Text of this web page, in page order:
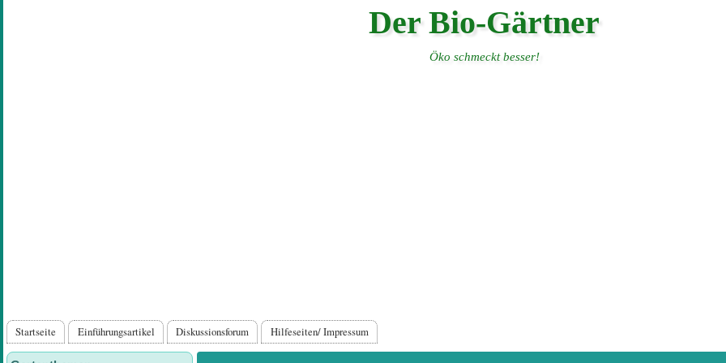
Der Bio-Gärtner
Öko schmeckt besser!
Hauptnavigation
Startseite Einführungsartikel Diskussionsforum Hilfeseiten/ Impressum